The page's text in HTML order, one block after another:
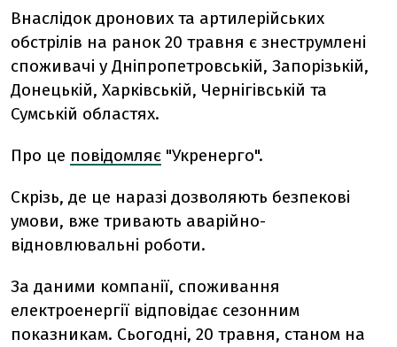
Внаслідок дронових та артилерійських
обстрілів на ранок 20 травня є знеструмлені
споживачі у Дніпропетровській, Запорізькій,
Донецькій, Харківській, Чернігівській та
Сумській областях.
Про це повідомляє "Укренерго".
Скрізь, де це наразі дозволяють безпекові
умови, вже тривають аварійно-
відновлювальні роботи.
За даними компанії, споживання
електроенергії відповідає сезонним
показникам. Сьогодні, 20 травня, станом на